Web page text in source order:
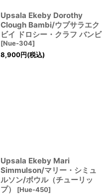
Upsala Ekeby Dorothy
Clough Bambi/ウプサラエク
ビイ ドロシー・クラフ バンビ
[Nue-304]
8,900円(税込)
Upsala Ekeby Mari
Simmulson/マリー・シミュ
ルソン/ボウル（チューリッ
プ）
[Hue-450]